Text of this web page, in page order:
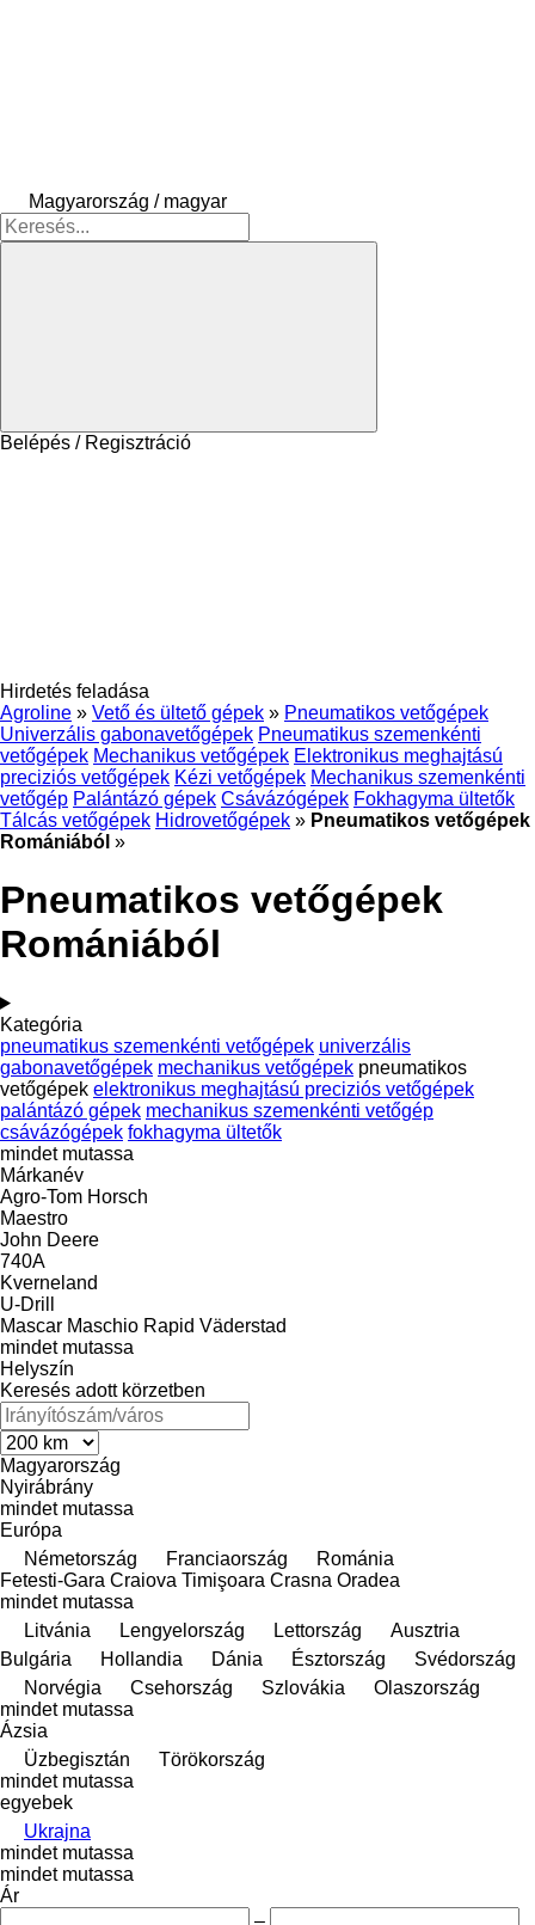
Magyarország / magyar
Belépés / Regisztráció
Hirdetés feladása
Agroline » Vető és ültető gépek » Pneumatikos vetőgépek
Univerzális gabonavetőgépek Pneumatikus szemenkénti
vetőgépek Mechanikus vetőgépek Elektronikus meghajtású
preciziós vetőgépek Kézi vetőgépek Mechanikus szemenkénti
vetőgép Palántázó gépek Csávázógépek Fokhagyma ültetők
Tálcás vetőgépek Hidrovetőgépek » Pneumatikos vetőgépek
Romániából »
Pneumatikos vetőgépek
Romániából
Kategória
pneumatikus szemenkénti vetőgépek univerzális
gabonavetőgépek mechanikus vetőgépek pneumatikos
vetőgépek elektronikus meghajtású preciziós vetőgépek
palántázó gépek mechanikus szemenkénti vetőgép
csávázógépek fokhagyma ültetők
mindet mutassa
Márkanév
Agro-Tom Horsch
Maestro
John Deere
740A
Kverneland
U-Drill
Mascar Maschio Rapid Väderstad
mindet mutassa
Helyszín
Keresés adott körzetben
Magyarország
Nyirábrány
mindet mutassa
Európa
Németország
Franciaország
Románia
Fetesti-Gara Craiova Timişoara Crasna Oradea
mindet mutassa
Litvánia
Lengyelország Lettország
Ausztria
Bulgária
Hollandia Dánia Észtország
Svédország
Norvégia
Csehország Szlovákia
Olaszország
mindet mutassa
Ázsia
Üzbegisztán
Törökország
mindet mutassa
egyebek
Ukrajna
mindet mutassa
mindet mutassa
Ár
–